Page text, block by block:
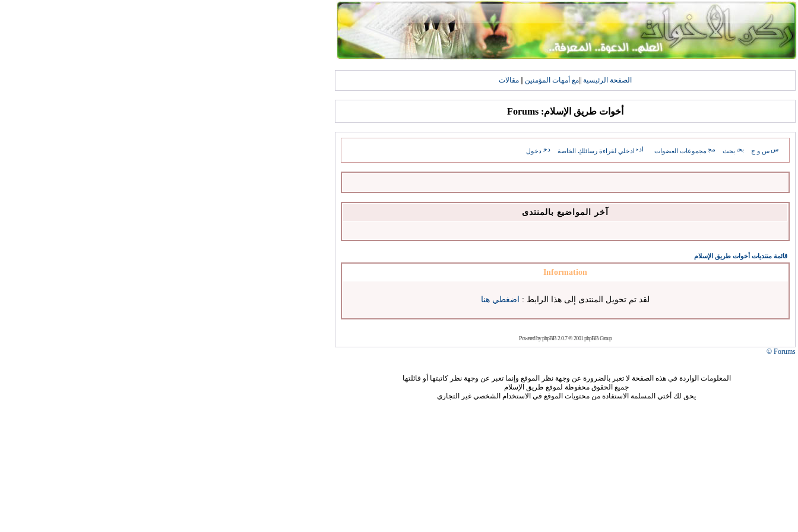
الصفحة الرئيسية مع أمهات المؤمنين مقالات
أخوات طريق الإسلام: Forums
س و ج بحث مجموعات العضوات ادخلي لقراءة رسائلكِ الخاصة دخول
آخر المواضيع بالمنتدى
قائمة منتديات أخوات طريق الإسلام
Information
لقد تم تحويل المنتدى إلى هذا الرابط : اضغطي هنا
Powered byphpBB2.0.7 © 2001 phpBB Group
Forums ©
المعلومات الواردة في هذه الصفحة لا تعبر بالضرورة عن وجهة نظر الموقع وإنما تعبر عن وجهة نظر كاتبتها أو قائلتها
جميع الحقوق محفوظة لموقع طريق الإسلام
يحق لك أختي المسلمة الاستفادة من محتويات الموقع في الاستخدام الشخصي غير التجاري